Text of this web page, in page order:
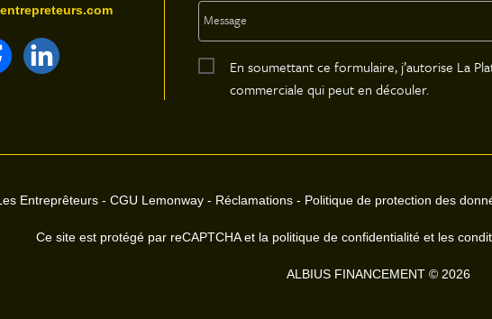
En soumettant ce formulaire, j’autorise La
commerciale qui peut en découler.
Entreprêteurs - CGU Lemonway - Réclamations - Politique de protection des
Ce site est protégé par reCAPTCHA et la politique de confidentialité et les
ALBIUS FINANCEMENT © 2026